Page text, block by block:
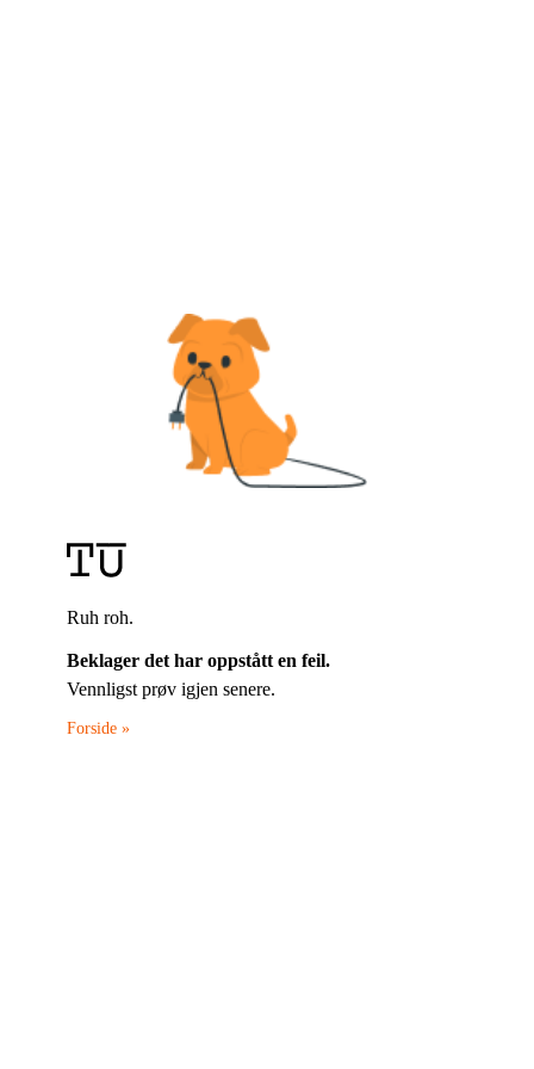
Ruh roh.
Beklager det har oppstått en feil.
Vennligst prøv igjen senere.
Forside »